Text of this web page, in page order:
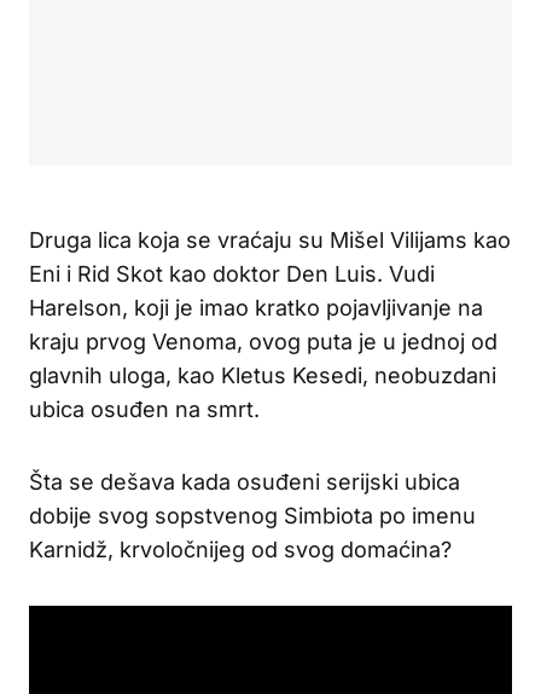
Druga lica koja se vraćaju su Mišel Vilijams kao
Eni i Rid Skot kao doktor Den Luis. Vudi
Harelson, koji je imao kratko pojavljivanje na
kraju prvog Venoma, ovog puta je u jednoj od
glavnih uloga, kao Kletus Kesedi, neobuzdani
ubica osuđen na smrt.
Šta se dešava kada osuđeni serijski ubica
dobije svog sopstvenog Simbiota po imenu
Karnidž, krvoločnijeg od svog domaćina?